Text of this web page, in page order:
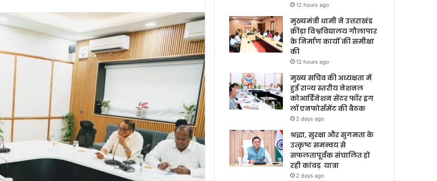
12 hours ago
मुख्यमंत्री धामी ने उत्तराखंड
क्रीड़ा विश्वविद्यालय गौलापार
के निर्माण कार्यों की समीक्षा
की
12 hours ago
मुख्य सचिव की अध्यक्षता में
हुई राज्य स्तरीय नेशनल
कोआर्डिनेशन सेंटर फॉर ड्रग
लॉ एनफोर्समेंट की बैठक
2 days ago
श्रद्धा, सुरक्षा और सुगमता के
उत्कृष्ट समन्वय से
सफलतापूर्वक संचालित हो
रही कांवड़ यात्रा
2 days ago